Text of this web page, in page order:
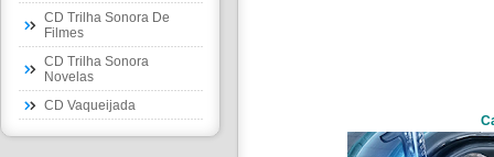
CD Trilha Sonora De
Filmes
CD Trilha Sonora
Novelas
CD Vaqueijada